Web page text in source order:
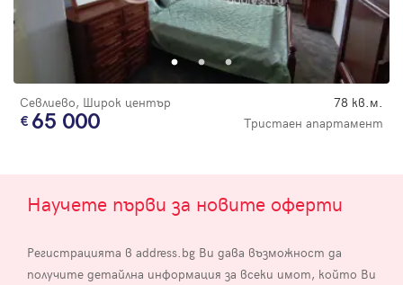
Севлиево, Широк център 78 кв.м.
65 000 Тристаен апартамент
Научете първи за новите оферти
Регистрацията в address.bg Ви дава възможност да
получите детайлна информация за всеки имот, който Ви